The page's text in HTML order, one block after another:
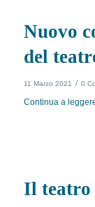
Nuovo
del
11 Marzo 2021 / 0
Continua a
Il teatro